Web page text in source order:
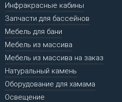
Инфракрасные кабины
Запчасти для бассейнов
Мебель для бани
Мебель из массива
Мебель из массива на заказ
Натуральный камень
Оборудование для хамама
Освещение